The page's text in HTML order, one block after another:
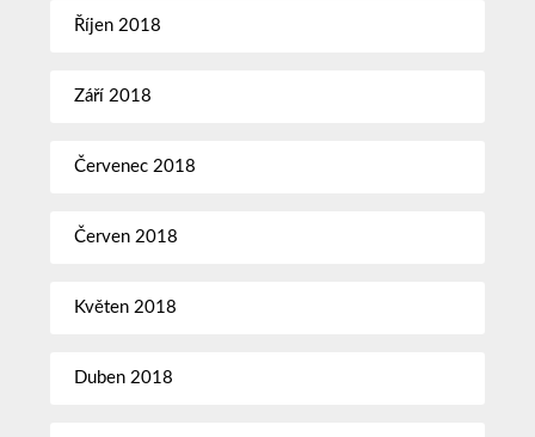
Říjen 2018
Září 2018
Červenec 2018
Červen 2018
Květen 2018
Duben 2018